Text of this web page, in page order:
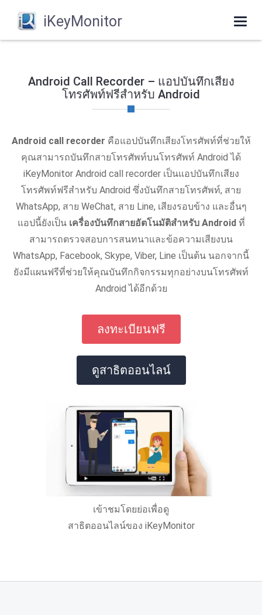
iKeyMonitor
Android Call Recorder – แอปบันทึกเสียง
โทรศัพท์ฟรีสำหรับ Android
Android call recorder คือแอปบันทึกเสียงโทรศัพท์ที่ช่วยให้
คุณสามารถบันทึกสายโทรศัพท์บนโทรศัพท์ Android ได้
iKeyMonitor Android call recorder เป็นแอปบันทึกเสียง
โทรศัพท์ฟรีสำหรับ Android ซึ่งบันทึกสายโทรศัพท์, สาย
WhatsApp, สาย WeChat, สาย Line, เสียงรอบข้าง และอื่นๆ
แอปนี้ยังเป็น เครื่องบันทึกสายอัตโนมัติสำหรับ Androidที่
สามารถตรวจสอบการสนทนาและข้อความเสียงบน
WhatsApp, Facebook, Skype, Viber, Line เป็นต้น นอกจากนี้
ยังมีแผนฟรีที่ช่วยให้คุณบันทึกกิจกรรมทุกอย่างบนโทรศัพท์
Android ได้อีกด้วย
ลงทะเบียนฟรี
ดูสาธิตออนไลน์
เข้าชมโดยย่อเพื่อดู
สาธิตออนไลน์ของ iKeyMonitor